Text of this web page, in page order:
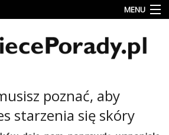
MENU
poznać, aby
starzenia się skóry